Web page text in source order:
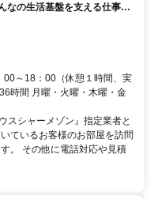
なの生活基盤を支える仕事で
～18：00（休憩１時間、実
間 月曜・火曜・木曜・金
スシャーメゾン』指定業者と
ているお客様のお部屋を訪問
。 その他に電話対応や見積